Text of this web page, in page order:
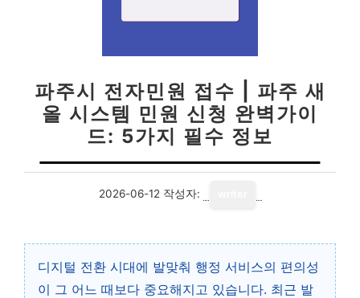
파주시 전자민원 접수 | 파주 새
올 시스템 민원 신청 완벽가이
드: 5가지 필수 정보
2026-06-12 작성자:
디지털 전환 시대에 발맞춰 행정 서비스의 편의성
이 그 어느 때보다 중요해지고 있습니다. 최근 발